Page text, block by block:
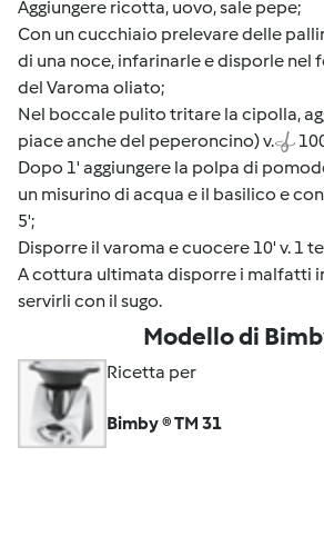
Aggiungere ricotta, uovo, sale pepe;
Con un cucchiaio prelevare delle
di una noce, infarinarle e disporle nel
del Varoma oliato;
Nel boccale pulito tritare la cipolla,
piace anche del peperoncino) v.
Dopo 1' aggiungere la polpa di
un misurino di acqua e il basilico e
5';
Disporre il varoma e cuocere 10' v. 1
A cottura ultimata disporre i malfatti
servirli con il sugo.
Modello di
Ricetta per
Bimby ® TM 31